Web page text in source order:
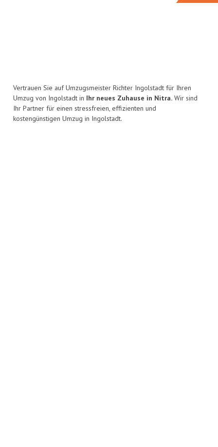
Vertrauen Sie auf Umzugsmeister Richter Ingolstadt für Ihren
Umzug von Ingolstadt in Ihr neues Zuhause in Nitra. Wir sind
Ihr Partner für einen stressfreien, effizienten und
kostengünstigen Umzug in Ingolstadt.